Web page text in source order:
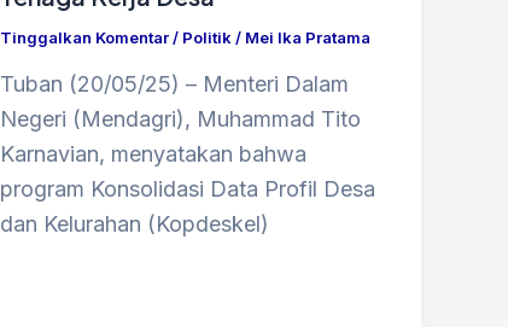
Tinggalkan Komentar/ Politik / Mei Ika Pratama
Tuban (20/05/25) – Menteri Dalam
Negeri (Mendagri), Muhammad Tito
Karnavian, menyatakan bahwa
program Konsolidasi Data Profil Desa
dan Kelurahan (Kopdeskel)